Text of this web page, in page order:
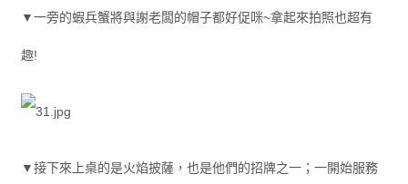
▼一旁的蝦兵蟹將與謝老闆的帽子都好促咪~拿起來拍照也超有
趣!
▼接下來上桌的是火焰披薩，也是他們的招牌之一；一開始服務